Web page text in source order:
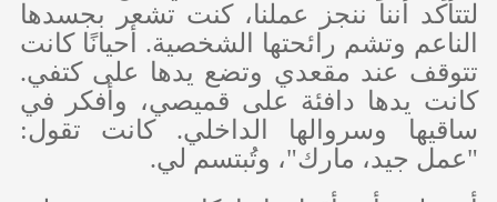
لتتأكد أننا ننجز عملنا، كنت تشعر بجسدها
الناعم وتشم رائحتها الشخصية. أحيانًا كانت
تتوقف عند مقعدي وتضع يدها على كتفي.
كانت يدها دافئة على قميصي، وأفكر في
ساقيها وسروالها الداخلي. كانت تقول:
"عمل جيد، مارك"، وتُبتسم لي.